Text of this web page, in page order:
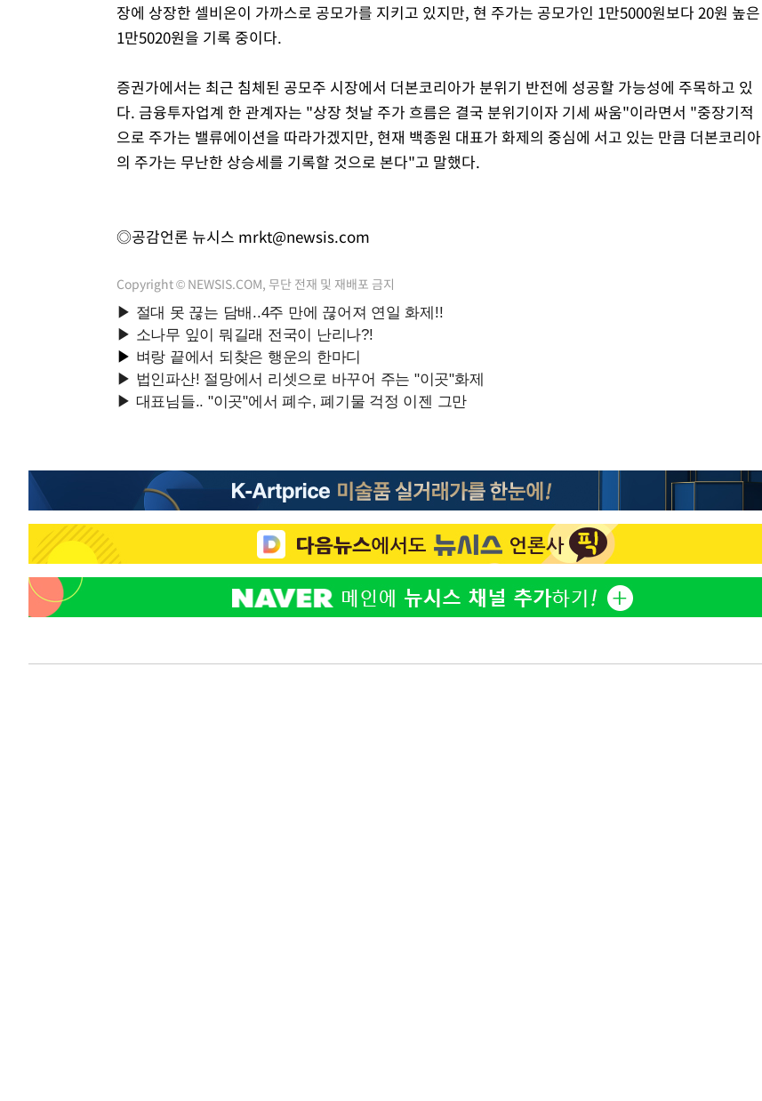
장에 상장한 셀비온이 가까스로 공모가를 지키고 있지만, 현 주가는 공모가인 1만5000원보다 20원 높은
1만5020원을 기록 중이다.
증권가에서는 최근 침체된 공모주 시장에서 더본코리아가 분위기 반전에 성공할 가능성에 주목하고 있
다. 금융투자업계 한 관계자는 "상장 첫날 주가 흐름은 결국 분위기이자 기세 싸움"이라면서 "중장기적
으로 주가는 밸류에이션을 따라가겠지만, 현재 백종원 대표가 화제의 중심에 서고 있는 만큼 더본코리아
의 주가는 무난한 상승세를 기록할 것으로 본다"고 말했다.
◎공감언론 뉴시스 mrkt@newsis.com
Copyright © NEWSIS.COM, 무단 전재 및 재배포 금지